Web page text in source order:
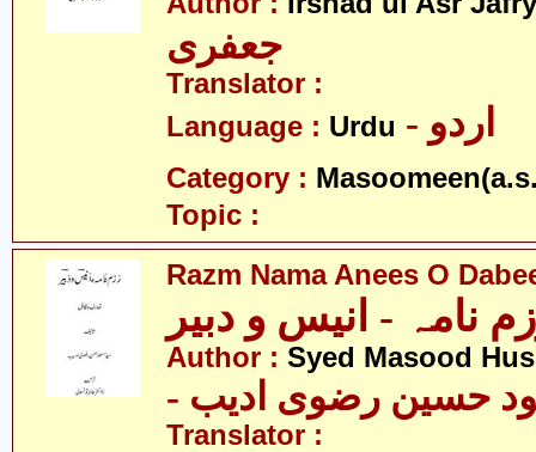
جعفری
Translator :
Language : Urdu - اردو
Category :
Topic :
Razm Nama Anees O
نامہ - انیس و دبیر
Author : Syed Masood
حسین رضوی ادیب
Translator :